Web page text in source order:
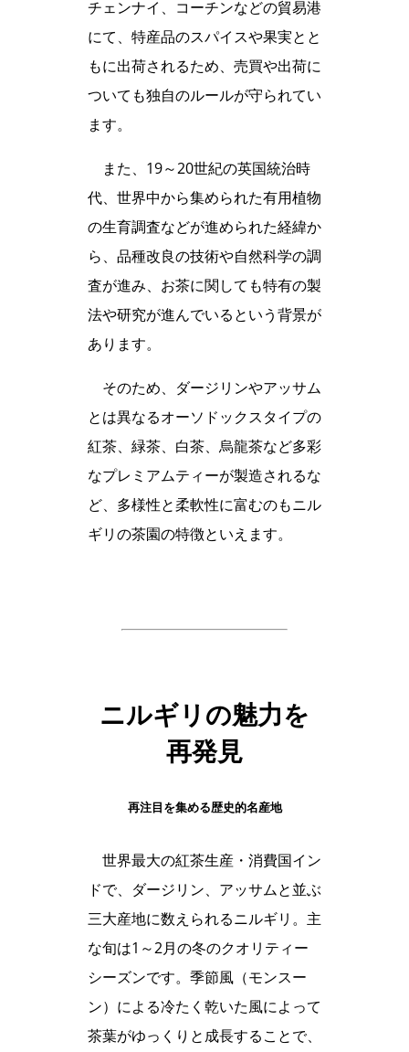
チェンナイ、コーチンなどの貿易港
にて、特産品のスパイスや果実とと
もに出荷されるため、売買や出荷に
ついても独自のルールが守られてい
ます。
また、19～20世紀の英国統治時
代、世界中から集められた有用植物
の生育調査などが進められた経緯か
ら、品種改良の技術や自然科学の調
査が進み、お茶に関しても特有の製
法や研究が進んでいるという背景が
あります。
そのため、ダージリンやアッサム
とは異なるオーソドックスタイプの
紅茶、緑茶、白茶、烏龍茶など多彩
なプレミアムティーが製造されるな
ど、多様性と柔軟性に富むのもニル
ギリの茶園の特徴といえます。
ニルギリの魅力を
再発見
再注目を集める歴史的名産地
世界最大の紅茶生産・消費国イン
ドで、ダージリン、アッサムと並ぶ
三大産地に数えられるニルギリ。主
な旬は1～2月の冬のクオリティー
シーズンです。季節風（モンスー
ン）による冷たく乾いた風によって
茶葉がゆっくりと成長することで、